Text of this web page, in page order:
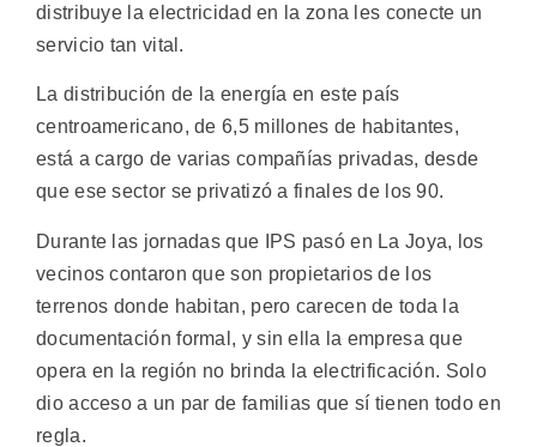
distribuye la electricidad en la zona les conecte un
servicio tan vital.
La distribución de la energía en este país
centroamericano, de 6,5 millones de habitantes,
está a cargo de varias compañías privadas, desde
que ese sector se privatizó a finales de los 90.
Durante las jornadas que IPS pasó en La Joya, los
vecinos contaron que son propietarios de los
terrenos donde habitan, pero carecen de toda la
documentación formal, y sin ella la empresa que
opera en la región no brinda la electrificación. Solo
dio acceso a un par de familias que sí tienen todo en
regla.